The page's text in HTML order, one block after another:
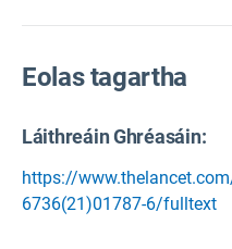
Eolas tagartha
Láithreáin Ghréasáin:
https://
6736(21)01787-6/fulltext